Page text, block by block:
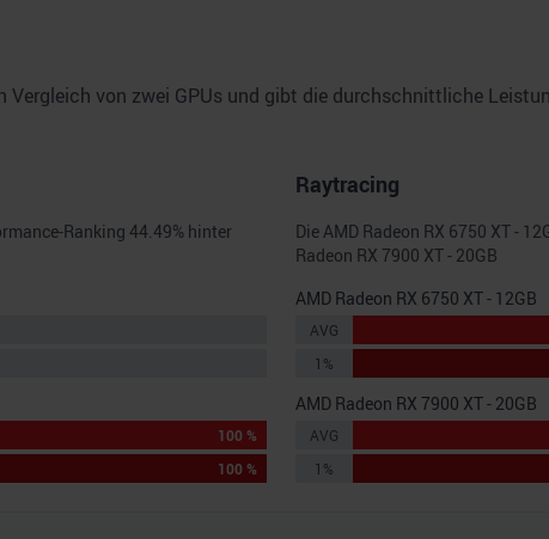
von zwei GPUs und gibt die durchschnittliche
Ranking 44.49% hinter
100 %
100 %
Raytracing
DieAMD Radeon RX 6750 XT -
Radeon RX 7900 XT - 20GB
AMD Radeon RX 6750 XT - 12GB
AVG
1%
AMD Radeon RX 7900 XT - 20GB
AVG
1%